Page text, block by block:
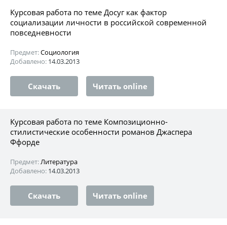
Курсовая работа по теме Досуг как фактор
социализации личности в российской современной
повседневности
Предмет:Социология
Добавлено: 14.03.2013
Скачать Читать online
Курсовая работа по теме Композиционно-
стилистические особенности романов Джаспера
Ффорде
Предмет:Литература
Добавлено: 14.03.2013
Скачать Читать online